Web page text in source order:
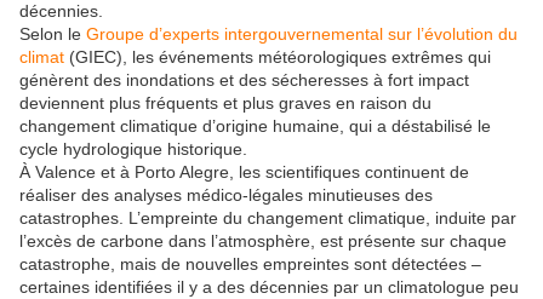
décennies.
Selon le Groupe d’experts intergouvernemental sur l’évolution du
climat (GIEC), les événements météorologiques extrêmes qui
génèrent des inondations et des sécheresses à fort impact
deviennent plus fréquents et plus graves en raison du
changement climatique d’origine humaine, qui a déstabilisé le
cycle hydrologique historique.
À Valence et à Porto Alegre, les scientifiques continuent de
réaliser des analyses médico-légales minutieuses des
catastrophes. L’empreinte du changement climatique, induite par
l’excès de carbone dans l’atmosphère, est présente sur chaque
catastrophe, mais de nouvelles empreintes sont détectées –
certaines identifiées il y a des décennies par un climatologue peu